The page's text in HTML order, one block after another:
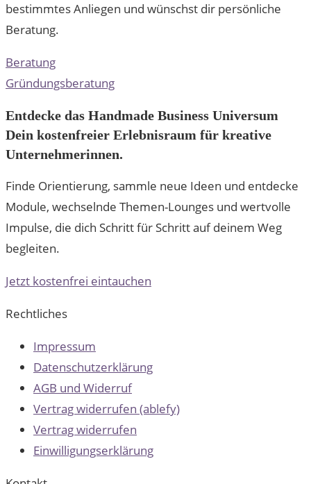
bestimmtes Anliegen und wünschst dir persönliche
Beratung.
Beratung
Gründungsberatung
Entdecke das Handmade Business Universum
Dein kostenfreier Erlebnisraum für kreative
Unternehmerinnen.
Finde Orientierung, sammle neue Ideen und entdecke
Module, wechselnde Themen-Lounges und wertvolle
Impulse, die dich Schritt für Schritt auf deinem Weg
begleiten.
Jetzt kostenfrei eintauchen
Rechtliches
Impressum
Datenschutzerklärung
AGB und Widerruf
Vertrag widerrufen (ablefy)
Vertrag widerrufen
Einwilligungserklärung